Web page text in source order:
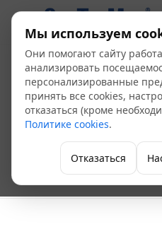
Труба
профильная
Главная — Каталог —
Металлопрокат и строительные
Труба стальная профильная —
Труба стальная профильная
Мы используем
Они помогают сайту
анализировать
персонализированные
принять все cookies,
отказаться (кроме
Политике cookies.
Отказаться